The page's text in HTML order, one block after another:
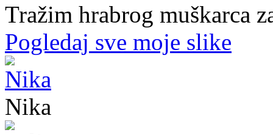
Tražim hrabrog muškarca
Pogledaj sve moje slike
Nika